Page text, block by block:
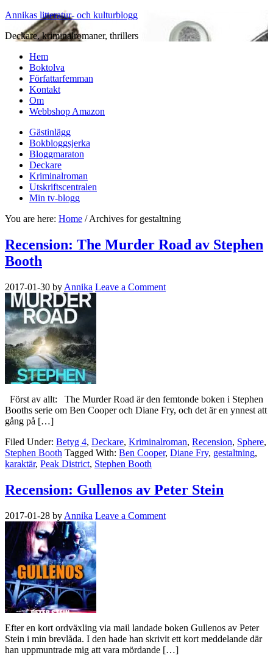
Annikas litteratur- och kulturblogg
Deckare, kriminalromaner, thrillers
Hem
Boktolva
Författarfemman
Kontakt
Om
Webbshop Amazon
Gästinlägg
Bokbloggsjerka
Bloggmaraton
Deckare
Kriminalroman
Utskriftscentralen
Min tv-blogg
You are here: Home /Archives for gestaltning
Recension: The Murder Road av Stephen
Booth
2017-01-30 by Annika Leave a Comment
Först av allt: The Murder Road är den femtonde boken i Stephen
Booths serie om Ben Cooper och Diane Fry, och det är en ynnest att
gång på […]
Filed Under: Betyg 4, Deckare, Kriminalroman, Recension, Sphere,
Stephen Booth Tagged With: Ben Cooper, Diane Fry, gestaltning,
karaktär, Peak District, Stephen Booth
Recension: Gullenos av Peter Stein
2017-01-28 by Annika Leave a Comment
Efter en kort ordväxling via mail landade boken Gullenos av Peter
Stein i min brevlåda. I den hade han skrivit ett kort meddelande där
han uppmuntrade mig att vara mördande […]